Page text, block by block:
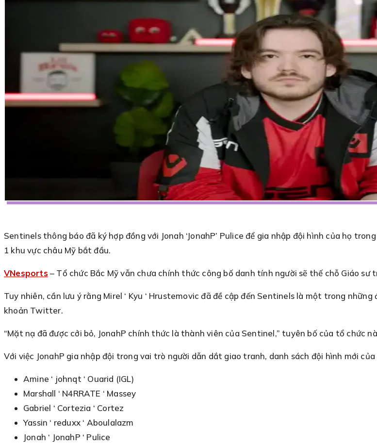
Sentinels thông báo đã ký hợp đồng với Jonah ‘JonahP’ Pulice để gia nhập đội hình của họ
1 khu vực châu Mỹ bắt đầu.
VNesports– Tổ chức Bắc Mỹ vẫn chưa chính thức công bố danh tính người sẽ thế chỗ Giáo sư
Tuy nhiên, cần lưu ý rằng Mirel ‘ Kyu ‘ Hrustemovic đã đề cập đến Sentinels là một trong
khoản Twitter.
“Mặt nạ đã được cởi bỏ, JonahP chính thức là thành viên của Sentinel,” tuyên bố của tổ chức
Với việc JonahP gia nhập đội trong vai trò người dẫn dắt giao tranh, danh sách đội hình mới
Amine ‘ johnqt ‘ Ouarid (IGL)
Marshall ‘ N4RRATE ‘ Massey
Gabriel ‘ Cortezia ‘ Cortez
Yassin ‘ reduxx ‘ Aboulalazm
Jonah ‘ JonahP ‘ Pulice